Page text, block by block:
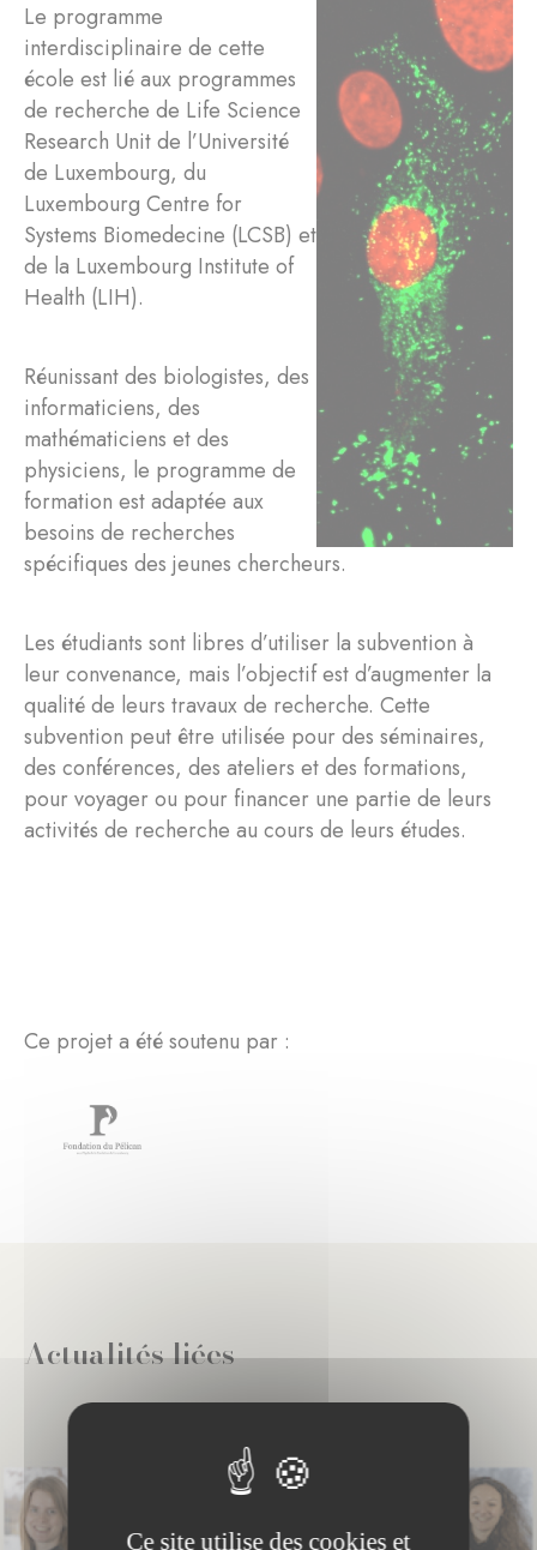
Le programme
interdisciplinaire de cette
école est lié aux programmes
de recherche de Life Science
Research Unit de l’Université
de Luxembourg, du
Luxembourg Centre for
Systems Biomedecine (LCSB) et
de la Luxembourg Institute of
Health (LIH).
Réunissant des biologistes, des
informaticiens, des
mathématiciens et des
physiciens, le programme de
formation est adaptée aux
besoins de recherches
spécifiques des jeunes chercheurs.
Les étudiants sont libres d’utiliser la subvention à
leur convenance, mais l’objectif est d’augmenter la
qualité de leurs travaux de recherche. Cette
subvention peut être utilisée pour des séminaires,
des conférences, des ateliers et des formations,
pour voyager ou pour financer une partie de leurs
activités de recherche au cours de leurs études.
Ce projet a été soutenu par :
Actualités liées
Ce site utilise des cookies et